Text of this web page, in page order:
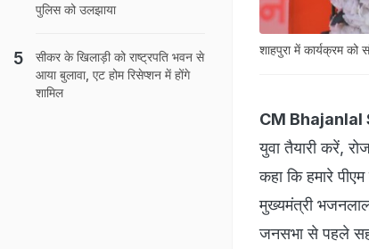
शाहपुरा में कार्यक्रम को
CM
युवा तैयारी करें,
कहा कि हमारे
मुख्यमंत्री
जनसभा से पहले
पुलिस को उलझाया
सीकर के ख‍िलाड़ी को राष्‍ट्रपत‍ि भवन से
आया बुलावा, एट होम रिसेप्शन में होंगे
शामिल